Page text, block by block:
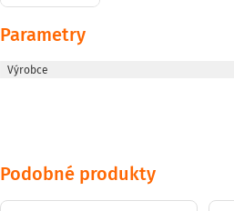
Parametry
Výrobce
Podobné produkty